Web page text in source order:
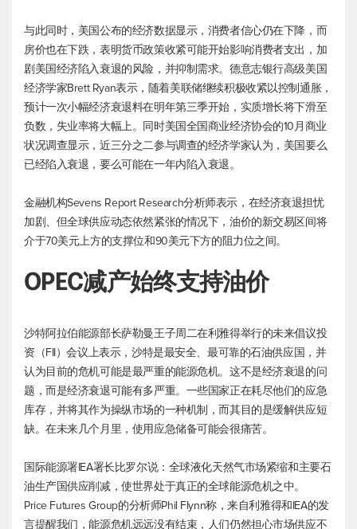
与此同时，美国公布的经济数据显示，消费者信心仍在下降，而
房价也在下跌，表明货币政策收紧可能开始影响消费者支出，加
剧美国经济陷入衰退的风险，并抑制需求。德意志银行高级美国
经济学家Brett Ryan表示，随着美联储继续积极收紧以控制通胀，
预计一次小幅经济衰退料在明年第三季开始，实质增长将下滑至
负数，失业率将大幅上。同时美国全国商业经济协会的10月商业
状况调查显示，近三分之二参与调查的经济学家认为，美国要么
已经陷入衰退，要么可能在一年内陷入衰退。
金融机构Sevens Report Research分析师表示，在经济衰退担忧
加剧、但全球供应动态依然紧张的情况下，油价的新交易区间将
介于70美元上方的支撑位和90美元下方的阻力位之间。
OPEC减产始终支持油价
沙特阿拉伯能源部长萨勒曼王子周二在利雅得举行的未来倡议投
资（FII）会议上表示，沙特是最安全、最可靠的石油供应国，并
认为目前的危机可能是最严重的能源危机。这不是经济衰退的问
题，而是经济衰退可能有多严重。一些国家正在耗尽他们的应急
库存，并将其作为操纵市场的一种机制，而其目的是缓解供应短
缺。在未来几个月里，使用应急储备可能会很痛苦。
国际能源署IEA署长比罗尔说：全球液化天然气市场紧缩和主要石
油生产国供应削减，使世界处于真正的全球能源危机之中。
Price Futures Group的分析师Phil Flynn称，来自利雅得和IEA的发
言提醒我们，能源危机远远没有结束，人们仍然担心市场供应不